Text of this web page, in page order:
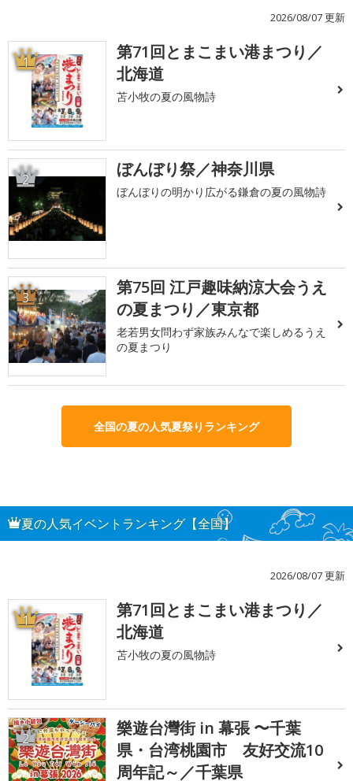
2026/08/07 更新
1
第71回とまこまい港まつり／
北海道
苫小牧の夏の風物詩
2 ぼんぼり祭／神奈川県
ぼんぼりの明かり広がる鎌倉の夏の風物詩
3
第75回 江戸趣味納涼大会うえ
の夏まつり／東京都
老若男女問わず家族みんなで楽しめるうえ
の夏まつり
全国の夏の人気夏祭りランキング
夏の人気イベントランキング【全国】
2026/08/07 更新
1
第71回とまこまい港まつり／
北海道
苫小牧の夏の風物詩
2
樂遊台灣街 in 幕張 〜千葉
県・台湾桃園市 友好交流10
周年記～／千葉県